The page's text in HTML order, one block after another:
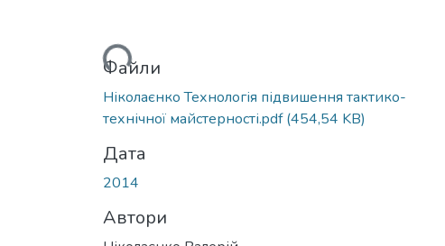
Вантажиться...Файли
Ніколаєнко Технологія підвишення тактико-
технічної майстерності.pdf(454,54 KB)
Дата
2014
Автори